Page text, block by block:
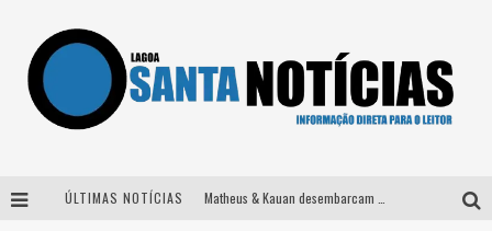
ÚLTIMAS NOTÍCIAS